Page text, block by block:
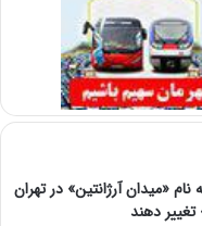
«میدان آرژانتین» در تهران
تغییر دهند